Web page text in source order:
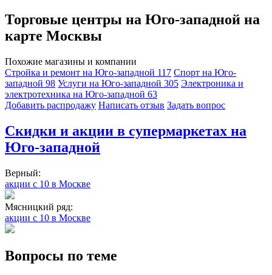
Торговые центры на Юго-западной на
карте Москвы
Похожие магазины и компании
Стройка и ремонт на Юго-западной 117 Спорт на Юго-
западной 98 Услуги на Юго-западной 305 Электроника и
электротехника на Юго-западной 63
Добавить раcпродажу Написать отзыв Задать вопрос
Скидки и акции в супермаркетах на
Юго-западной
Верный:
акции с 10 в Москве
Мясницкий ряд:
акции с 10 в Москве
Вопросы по теме